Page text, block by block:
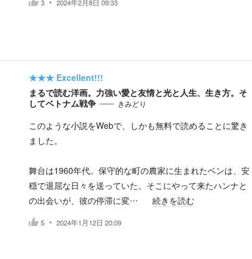
3 2024年2月8日 09:33
★★★ Excellent!!!
まるで読む洋画。力強い愛と友情と光と人生、生き方。そ
してベトナム戦争
きみどり
このような小説をWebで、しかも無料で読めることに驚き
ました。
舞台は1960年代。保守的な町の農家に生まれたベンは、安
穏で退屈な日々を送っていた。そこにやって来たハンナと
の出会いが、彼の停滞に変…
続きを読む
5 2024年1月12日 20:09